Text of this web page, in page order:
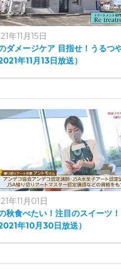
年11月15日
ダメージケア 目指せ！うるつ
2021年11月13日放送）
年11月01日
秋食べたい！注目のスイーツ！
2021年10月30日放送）